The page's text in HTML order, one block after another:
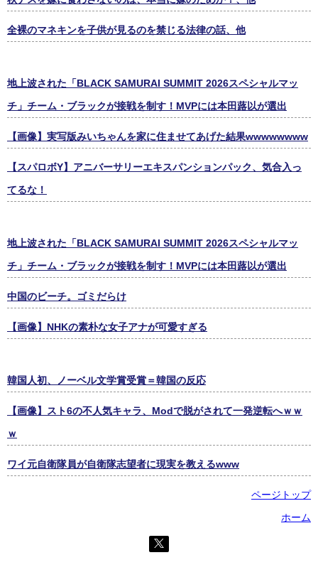
全裸のマネキンを子供が見るのを禁じる法律の話、他
地上波された「BLACK SAMURAI SUMMIT 2026スペシャルマッ
チ」チーム・ブラックが接戦を制す！MVPには本田蕗以が選出
【画像】実写版みいちゃんを家に住ませてあげた結果wwwwwwww
【スパロボY】アニバーサリーエキスパンションパック、気合入っ
てるな！
地上波された「BLACK SAMURAI SUMMIT 2026スペシャルマッ
チ」チーム・ブラックが接戦を制す！MVPには本田蕗以が選出
中国のビーチ。ゴミだらけ
【画像】NHKの素朴な女子アナが可愛すぎる
韓国人初、ノーベル文学賞受賞＝韓国の反応
【画像】スト6の不人気キャラ、Modで脱がされて一発逆転へｗｗ
ｗ
ワイ元自衛隊員が自衛隊志望者に現実を教えるwww
ページトップ
ホーム